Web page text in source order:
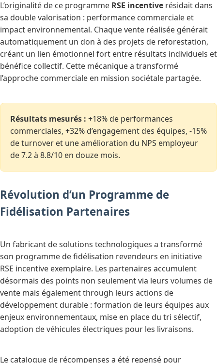
L’originalité de ce programme RSE incentive résidait dans
sa double valorisation : performance commerciale et
impact environnemental. Chaque vente réalisée générait
automatiquement un don à des projets de reforestation,
créant un lien émotionnel fort entre résultats individuels et
bénéfice collectif. Cette mécanique a transformé
l’approche commerciale en mission sociétale partagée.
Résultats mesurés : +18% de performances
commerciales, +32% d’engagement des équipes, -15%
de turnover et une amélioration du NPS employeur
de 7.2 à 8.8/10 en douze mois.
Révolution d’un Programme de
Fidélisation Partenaires
Un fabricant de solutions technologiques a transformé
son programme de fidélisation revendeurs en initiative
RSE incentive exemplaire. Les partenaires accumulent
désormais des points non seulement via leurs volumes de
vente mais également through leurs actions de
développement durable : formation de leurs équipes aux
enjeux environnementaux, mise en place du tri sélectif,
adoption de véhicules électriques pour les livraisons.
Le catalogue de récompenses a été repensé pour